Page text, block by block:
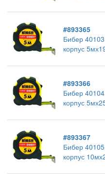
#893365
Бибер
корпус
#893366
Бибер
корпус
#893367
Бибер
корпус